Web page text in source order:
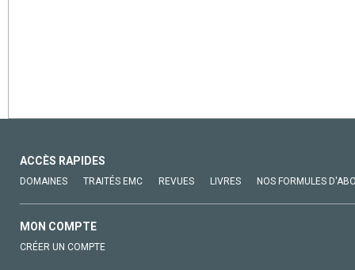
ACCÈS RAPIDES
DOMAINES TRAITÉS EMC REVUES LIVRES NOS FORMULES
MON COMPTE
CRÉER UN COMPTE